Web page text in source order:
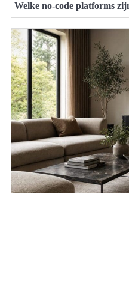
Welke no-code platforms